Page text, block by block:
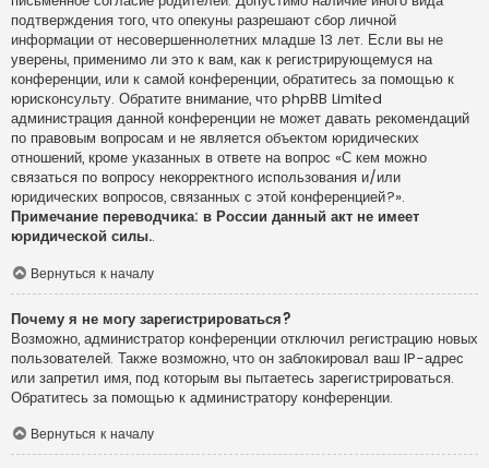
подтверждения того, что опекуны разрешают сбор личной
информации от несовершеннолетних младше 13 лет. Если вы не
уверены, применимо ли это к вам, как к регистрирующемуся на
конференции, или к самой конференции, обратитесь за помощью к
юрисконсульту. Обратите внимание, что phpBB Limited
администрация данной конференции не может давать рекомендаций
по правовым вопросам и не является объектом юридических
отношений, кроме указанных в ответе на вопрос «С кем можно
связаться по вопросу некорректного использования и/или
юридических вопросов, связанных с этой конференцией?».
Примечание переводчика: в России данный акт не имеет
юридической силы..
Вернуться к началу
Почему я не могу зарегистрироваться?
Возможно, администратор конференции отключил регистрацию новых
пользователей. Также возможно, что он заблокировал ваш IP-адрес
или запретил имя, под которым вы пытаетесь зарегистрироваться.
Обратитесь за помощью к администратору конференции.
Вернуться к началу